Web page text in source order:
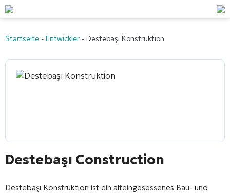
Startseite - Entwickler - Destebaşı Konstruktion
Destebaşı Construction
Destebaşı Konstruktion ist ein alteingesessenes Bau- und